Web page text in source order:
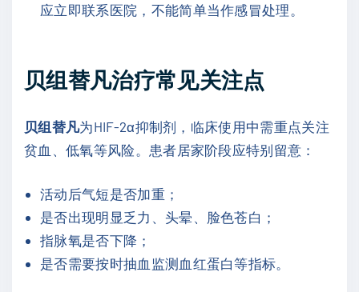
应立即联系医院，不能简单当作感冒处理。
贝组替凡治疗常见关注点
贝组替凡为HIF-2α抑制剂，临床使用中需重点关注
贫血、低氧等风险。患者居家阶段应特别留意：
活动后气短是否加重；
是否出现明显乏力、头晕、脸色苍白；
指脉氧是否下降；
是否需要按时抽血监测血红蛋白等指标。